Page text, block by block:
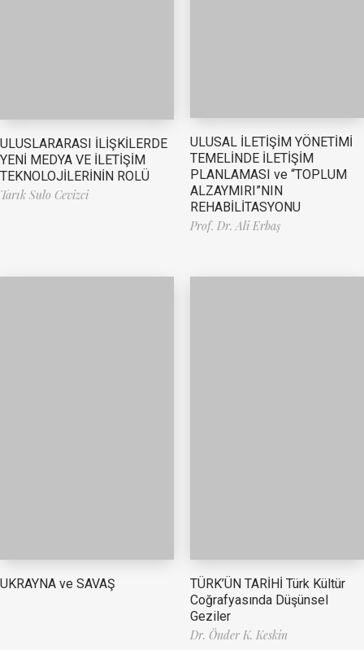
ULUSLARARASI İLİŞKİLERDE
YENİ MEDYA VE İLETİŞİM
TEKNOLOJİLERİNİN ROLÜ
Tarık Sulo Cevizci
ULUSAL İLETİŞİM YÖNETİMİ
TEMELİNDE İLETİŞİM
PLANLAMASI ve “TOPLUM
ALZAYMIRI”NIN
REHABİLİTASYONU
Prof. Dr. Ali Erbaş
UKRAYNA ve SAVAŞ
TÜRK’ÜN TARİHİ Türk Kültür
Coğrafyasında Düşünsel
Geziler
Dr. Önder K. Keskin